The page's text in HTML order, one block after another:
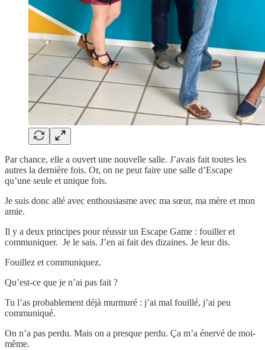
Par chance, elle a ouvert une nouvelle salle. J’avais fait toutes les
autres la dernière fois. Or, on ne peut faire une salle d’Escape
qu’une seule et unique fois.
Je suis donc allé avec enthousiasme avec ma sœur, ma mère et mon
amie.
Il y a deux principes pour réussir un Escape Game : fouiller et
communiquer. Je le sais. J’en ai fait des dizaines. Je leur dis.
Fouillez et communiquez.
Qu’est-ce que je n’ai pas fait ?
Tu l’as probablement déjà murmuré : j’ai mal fouillé, j’ai peu
communiqué.
On n’a pas perdu. Mais on a presque perdu. Ça m’a énervé de moi-
même.